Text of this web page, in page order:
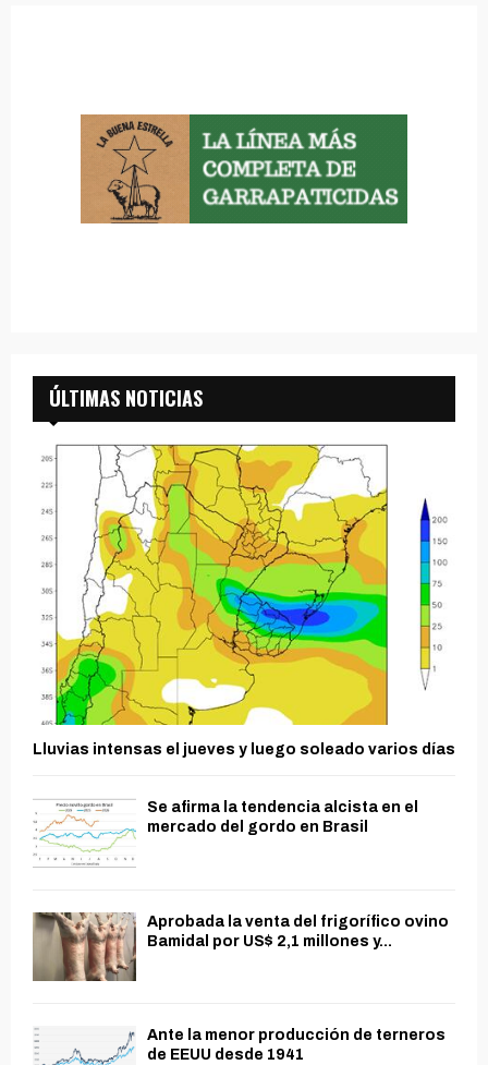
ÚLTIMAS NOTICIAS
Lluvias intensas el jueves y luego soleado varios días
Se afirma la tendencia alcista en el
mercado del gordo en Brasil
Aprobada la venta del frigorífico ovino
Bamidal por US$ 2,1 millones y...
Ante la menor producción de terneros
de EEUU desde 1941